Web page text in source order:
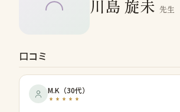
川島 旋未 先生
口コミ
M.K （30代）